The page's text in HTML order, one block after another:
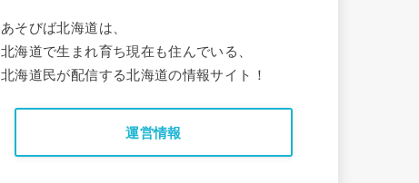
あそびば北海道は、
北海道で生まれ育ち現在も住んでいる、
北海道民が配信する北海道の情報サイト！
運営情報